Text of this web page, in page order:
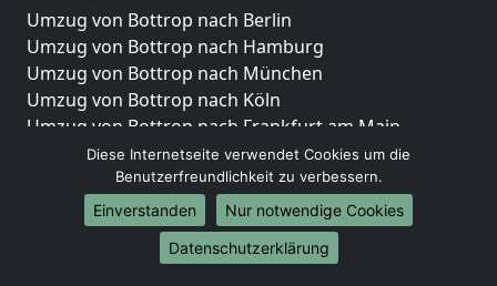
Umzug von Bottrop nach Berlin
Umzug von Bottrop nach Hamburg
Umzug von Bottrop nach München
Umzug von Bottrop nach Köln
Umzug von Bottrop nach Frankfurt am Main
Umzug von Bottrop nach Stuttgart
Umzug von Bottrop nach Düsseldorf
Umzug von Bottrop nach Leipzig
Umzug von Bottrop nach Dortmund
Umzug von Bottrop nach Essen
Diese Internetseite verwendet Cookies um die
Benutzerfreundlichkeit zu verbessern.
Einverstanden
Nur notwendige Cookies
Datenschutzerklärung